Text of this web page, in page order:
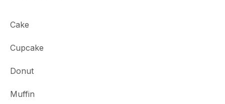
Cake
Cupcake
Donut
Muffin